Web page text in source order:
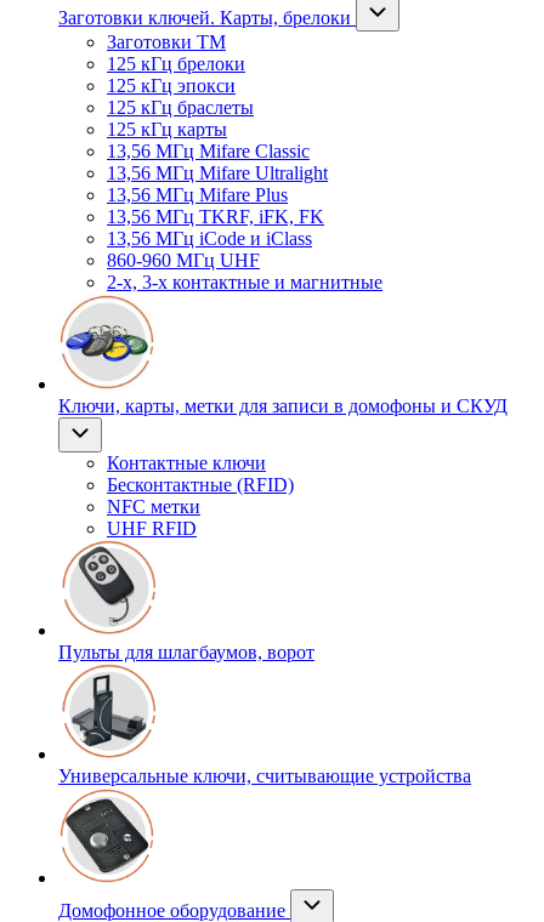
Заготовки ключей. Карты, брелоки
Заготовки ТМ
125 кГц брелоки
125 кГц эпокси
125 кГц браслеты
125 кГц карты
13,56 МГц Mifare Classic
13,56 МГц Mifare Ultralight
13,56 МГц Mifare Plus
13,56 МГц TKRF, iFK, FK
13,56 МГц iCode и iClass
860-960 МГц UHF
2-х, 3-х контактные и магнитные
Ключи, карты, метки для записи в домофоны и СКУД
Контактные ключи
Бесконтактные (RFID)
NFC метки
UHF RFID
Пульты для шлагбаумов, ворот
Универсальные ключи, считывающие устройства
Домофонное оборудование